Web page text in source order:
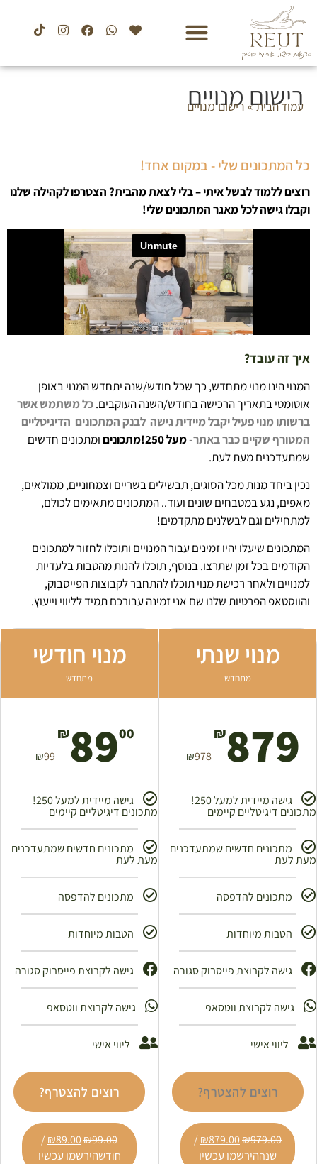
רישום מנויים
עמוד הבית» רישום מנויים
כל המתכונים שלי - במקום אחד!
רוצים ללמוד לבשל איתי – בלי לצאת מהבית? הצטרפו לקהילה שלנו
וקבלו גישה לכל מאגר המתכונים שלי!
איך זה עובד?
המנוי הינו מנוי מתחדש, כך שכל חודש/שנה יתחדש המנוי באופן
אוטומטי בתאריך הרכישה בחודש/השנה העוקבים.כל משתמש אשר
ברשותו מנוי פעיל יקבל מיידית גישה לבנק המתכונים הדיגיטליים
המטורףשקיים כבר באתר-מעל 250!מתכונים
ומתכונים חדשים
שמתעדכנים מעת לעת.
נכין ביחד מנות מכל הסוגים, תבשילים בשריים וצמחוניים, ממולאים,
מאפים, נגע במטבחים שונים ועוד.. המתכונים מתאימים לכולם,
למתחילים וגם לבשלנים מתקדמים!
המתכונים שיעלו יהיו זמינים עבור המנויים ותוכלו לחזור למתכונים
הקודמים בכל זמן שתרצו. בנוסף, תוכלו להנות מהטבות בלעדיות
למנויים ולאחר רכישת מנוי תוכלו להתחבר לקבוצות הפייסבוק,
והווסטאפ הפרטיות שלנו שם אני זמינה עבורכם תמיד לליווי וייעוץ.
מנוי שנתי
מתחדש
₪978
₪879
גישה מיידית למעל 250!
מתכונים דיגיטליים קיימים
מתכונים חדשים שמתעדכנים
מעת לעת
מתכונים להדפסה
הטבות מיוחדות
גישה לקבוצת פייסבוק סגורה
גישה לקבוצת ווטסאפ
ליווי אישי
רוצים להצטרף?
₪979.00
₪879.00
/
שנההירשמו עכשיו
מנוי חודשי
מתחדש
₪99
₪8900
גישה מיידית למעל 250!
מתכונים דיגיטליים קיימים
מתכונים חדשים שמתעדכנים
מעת לעת
מתכונים להדפסה
הטבות מיוחדות
גישה לקבוצת פייסבוק סגורה ​
גישה לקבוצת ווטסאפ
ליווי אישי
רוצים להצטרף?
₪99.00
₪89.00
/
חודשהירשמו עכשיו